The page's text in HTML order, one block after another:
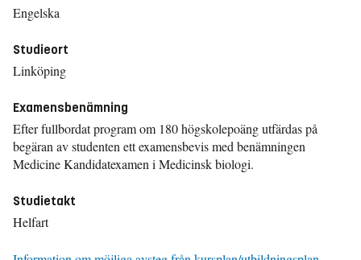
Engelska
Studieort
Linköping
Examensbenämning
Efter fullbordat program om 180 högskolepoäng utfärdas på
begäran av studenten ett examensbevis med benämningen
Medicine Kandidatexamen i Medicinsk biologi.
Studietakt
Helfart